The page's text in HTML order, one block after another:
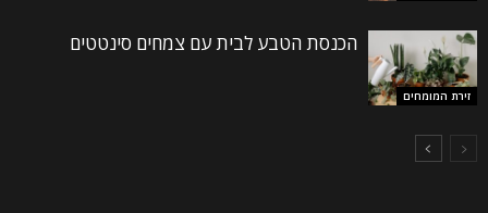
זירת המומחים
הכנסת הטבע לבית עם צמחים סינטטים